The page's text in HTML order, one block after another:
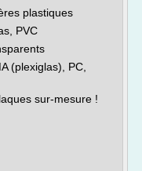
plastiques
PVC
(plexiglas), PC,
sur-mesure !